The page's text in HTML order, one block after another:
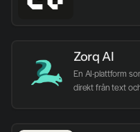
Zorq AI
En AI-plattform
direkt från text